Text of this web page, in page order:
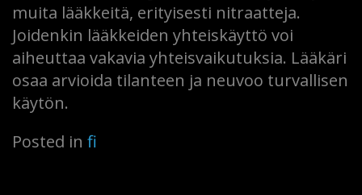
muita lääkkeitä, erityisesti nitraatteja.
Joidenkin lääkkeiden yhteiskäyttö voi
aiheuttaa vakavia yhteisvaikutuksia. Lääkäri
osaa arvioida tilanteen ja neuvoo turvallisen
käytön.
Posted in fi